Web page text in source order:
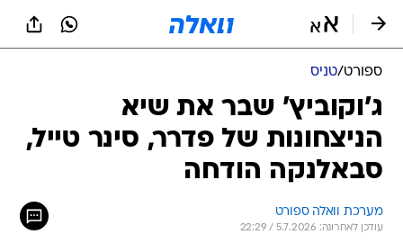
ספורט/טניס
ג'וקוביץ' שבר את שיא
הניצחונות של פדרר, סינר טייל,
סבאלנקה הודחה
מערכת וואלה ספורט
עודכן לאחרונה: 5.7.2026 / 22:29